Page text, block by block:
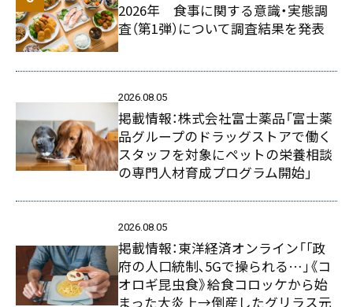
2026年 食事に関する意識・実態調
査（第1弾）について調査結果を発表
2026.08.05
掲載情報：株式会社富士薬品「富士薬
品グループのドラッグストアで働く
スタッフを対象にペットの栄養相談
の専門人材育成プログラム開始」
2026.08.05
掲載情報：東洋経済オンライン「｢政
府の人口統制､5Gで操られる…｣《コ
オロギ昆虫食》給食コロッケから始
まった大炎上→倒産したグリラス元